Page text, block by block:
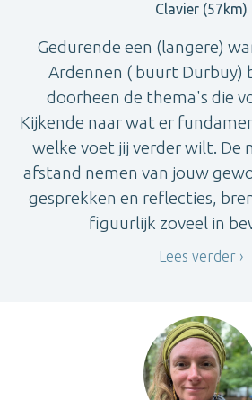
Clavier (57km)
Gedurende een (langere)
Ardennen ( buurt Durbuy)
doorheen de thema's die
Kijkende naar wat er
welke voet jij verder wilt. De
afstand nemen van jouw
gesprekken en reflecties,
figuurlijk zoveel in
Lees verder